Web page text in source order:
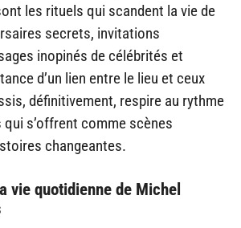
les rituels qui scandent la vie de
secrets, invitations
inopinés de célébrités et
d’un lien entre le lieu et ceux
définitivement, respire au rythme
s’offrent comme scènes
changeantes.
vie quotidienne de Michel